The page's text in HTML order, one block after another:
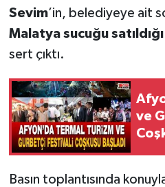
Sevim’in, belediyeye ait
Malatya sucuğu satıldığı
sert çıktı.
ve
Basın toplantısında